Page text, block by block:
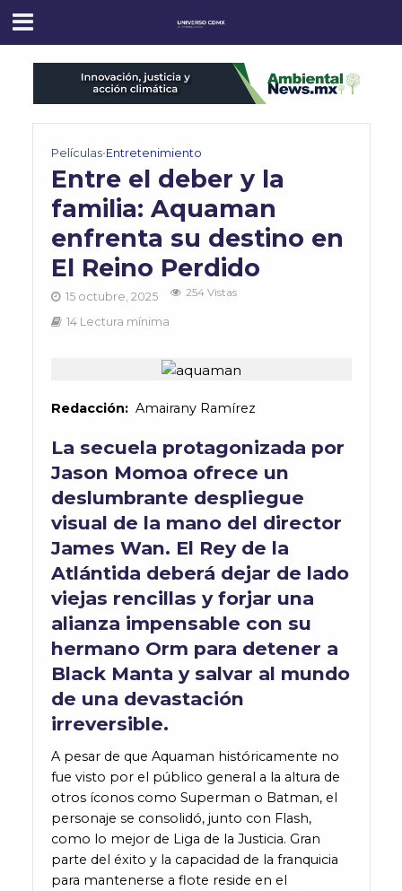
Películas•Entretenimiento
Entre el deber y la
familia: Aquaman
enfrenta su destino en
El Reino Perdido
15 octubre, 2025 254 Vistas
14 Lectura mínima
Redacción: Amairany Ramírez
La secuela protagonizada por
Jason Momoa ofrece un
deslumbrante despliegue
visual de la mano del director
James Wan. El Rey de la
Atlántida deberá dejar de lado
viejas rencillas y forjar una
alianza impensable con su
hermano Orm para detener a
Black Manta y salvar al mundo
de una devastación
irreversible.
A pesar de que Aquaman históricamente no
fue visto por el público general a la altura de
otros íconos como Superman o Batman, el
personaje se consolidó, junto con Flash,
como lo mejor de Liga de la Justicia. Gran
parte del éxito y la capacidad de la franquicia
para mantenerse a flote reside en el